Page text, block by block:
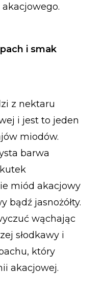
i smak
z nektaru
i jest to jeden
miodów.
barwa
miód akacjowy
bądź jasnożółty.
wąchając
słodkawy i
który
akacjowej.